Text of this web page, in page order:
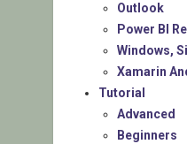
Outlook
Power BI
Windows,
Xamarin
Tutorial
Advanced
Beginners